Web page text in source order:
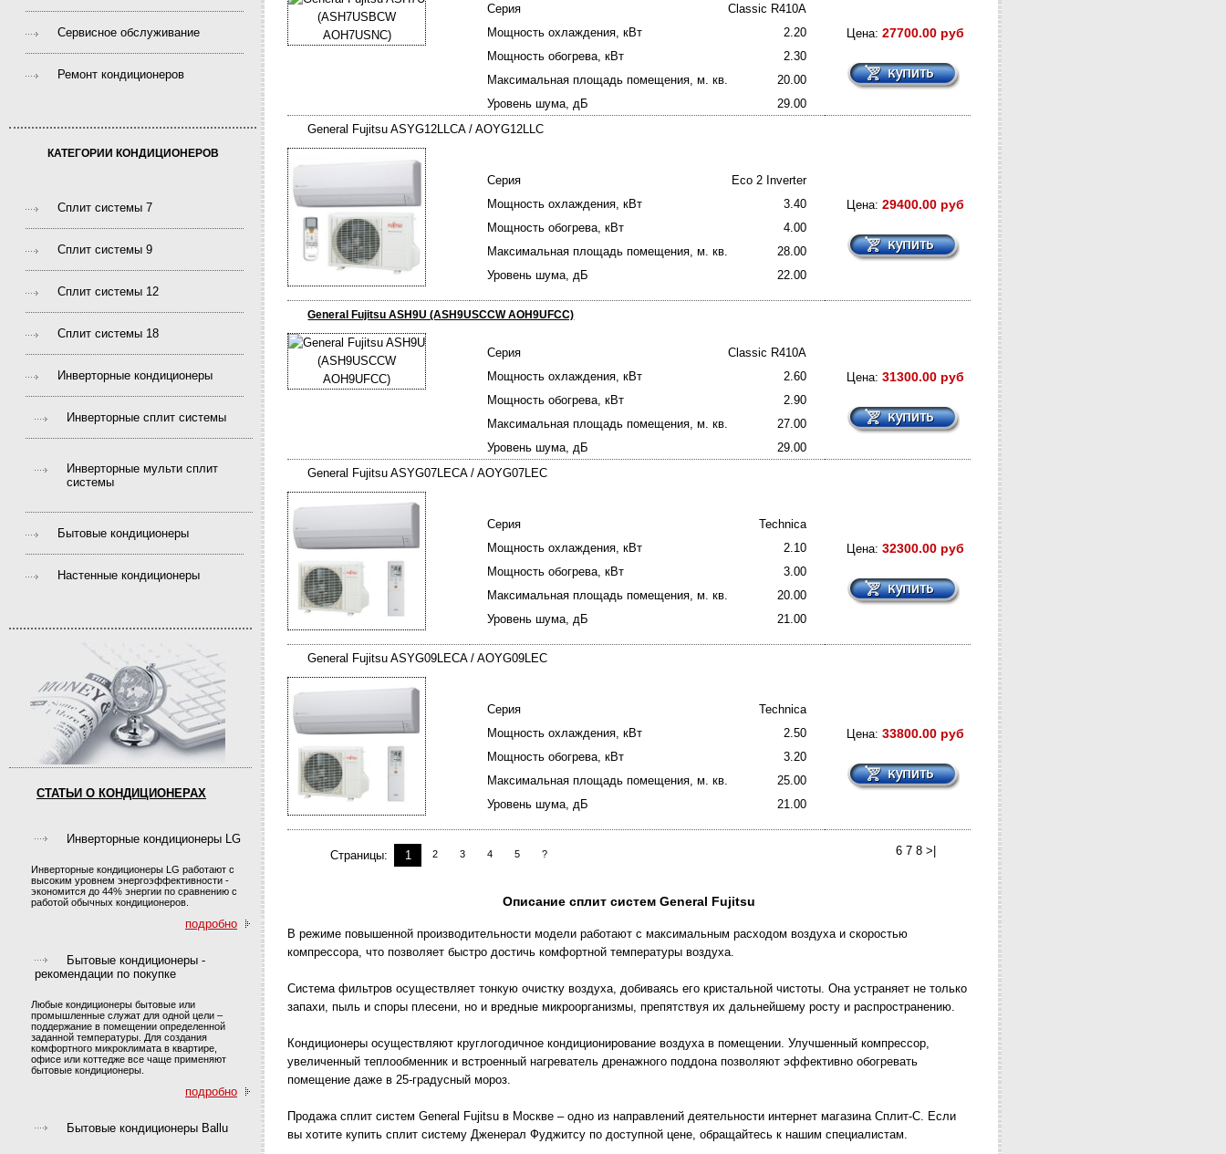
Сервисное обслуживание
Ремонт кондиционеров
КАТЕГОРИИ КОНДИЦИОНЕРОВ
Сплит системы 7
Сплит системы 9
Сплит системы 12
Сплит системы 18
Инверторные кондиционеры
Инверторные сплит системы
Инверторные мульти сплит
системы
Бытовые кондиционеры
Настенные кондиционеры
СТАТЬИ О КОНДИЦИОНЕРАХ
Инверторные кондиционеры LG
Инверторные кондиционеры LG работают с
высоким уровнем энергоэффективности -
экономится до 44% энергии по сравнению с
работой обычных кондиционеров.
подробно
Бытовые кондиционеры -
рекомендации по покупке
Любые кондиционеры бытовые или
промышленные служат для одной цели –
поддержание в помещении определенной
заданной температуры. Для создания
комфортного микроклимата в квартире,
офисе или коттедже все чаще применяют
бытовые кондиционеры.
подробно
Бытовые кондиционеры Ballu
Серия
Classic R410A
Мощность охлаждения, кВт
2.20
Мощность обогрева, кВт
2.30
Максимальная площадь помещения, м. кв.
20.00
Уровень шума, дБ
29.00
Цена: 27700.00 руб
General Fujitsu ASYG12LLCA / AOYG12LLC
Серия
Eco 2 Inverter
Мощность охлаждения, кВт
3.40
Мощность обогрева, кВт
4.00
Максимальная площадь помещения, м. кв.
28.00
Уровень шума, дБ
22.00
Цена: 29400.00 руб
General Fujitsu ASH9U (ASH9USCCW AOH9UFCC)
Серия
Classic R410A
Мощность охлаждения, кВт
2.60
Мощность обогрева, кВт
2.90
Максимальная площадь помещения, м. кв.
27.00
Уровень шума, дБ
29.00
Цена: 31300.00 руб
General Fujitsu ASYG07LECA / AOYG07LEC
Серия
Technica
Мощность охлаждения, кВт
2.10
Мощность обогрева, кВт
3.00
Максимальная площадь помещения, м. кв.
20.00
Уровень шума, дБ
21.00
Цена: 32300.00 руб
General Fujitsu ASYG09LECA / AOYG09LEC
Серия
Technica
Мощность охлаждения, кВт
2.50
Мощность обогрева, кВт
3.20
Максимальная площадь помещения, м. кв.
25.00
Уровень шума, дБ
21.00
Цена: 33800.00 руб
Страницы: 1 2 3 4 5 6 7 8
? >|
Описание сплит систем General Fujitsu
В режиме повышенной производительности модели работают с максимальным расходом воздуха и скоростью
компрессора, что позволяет быстро достичь комфортной температуры воздуха.
Система фильтров осуществляет тонкую очистку воздуха, добиваясь его кристальной чистоты. Она устраняет не только
запахи, пыль и споры плесени, но и вредные микроорганизмы, препятствуя их дальнейшему росту и распространению.
Кондиционеры осуществляют круглогодичное кондиционирование воздуха в помещении. Улучшенный компрессор,
увеличенный теплообменник и встроенный нагреватель дренажного поддона позволяют эффективно обогревать
помещение даже в 25-градусный мороз.
Продажа сплит систем General Fujitsu в Москве – одно из направлений деятельности интернет магазина Сплит-С. Если
вы хотите купить сплит систему Дженерал Фуджитсу по доступной цене, обращайтесь к нашим специалистам.